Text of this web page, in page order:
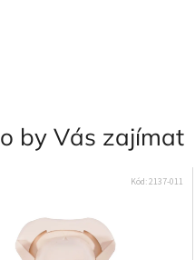
by Vás zajímat
Kód:2137-011